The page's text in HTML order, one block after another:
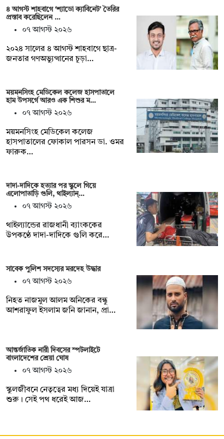
৪ আগস্ট শাহবাগে ‘শ্যাডো ক্যাবিনেট’ তৈরির
প্রস্তাব করেছিলেন …
০৭ আগস্ট ২০২৬
২০২৪ সালের ৪ আগস্ট শাহবাগে ছাত্র-
জনতার গণঅভ্যুত্থানের চূড়া…
ময়মনসিংহ মেডিকেল কলেজ হাসপাতালে
হাম উপসর্গে আরও এক শিশুর ম…
০৭ আগস্ট ২০২৬
ময়মনসিংহ মেডিকেল কলেজ
হাসপাতালের ফোকাল পারসন ডা. ওমর
ফারুক…
দাদা-দাদিকে হত্যার পর স্কুলে গিয়ে
এলোপাতাড়ি গুলি, থাইল্যান্…
০৭ আগস্ট ২০২৬
থাইল্যান্ডের রাজধানী ব্যাংককের
উপকণ্ঠে দাদা-দাদিকে গুলি করে…
সাবেক পুলিশ সদস্যের মরদেহ উদ্ধার
০৭ আগস্ট ২০২৬
‎নিহত নাজমুল আলম অনিকের বন্ধু
আশরাফুল ইসলাম জনি জানান, প্রা…
আন্তর্জাতিক নারী দিবসের স্পটলাইটে
বাংলাদেশের শ্রেয়া ঘোষ
০৭ আগস্ট ২০২৬
স্কুলজীবনে নেতৃত্বের মধ্য দিয়েই যাত্রা
শুরু। সেই পথ ধরেই আজ…